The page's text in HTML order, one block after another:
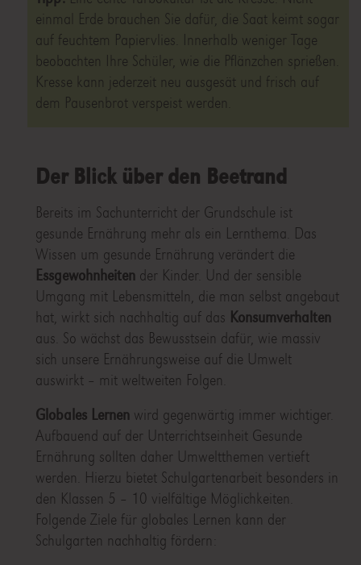
einmal Erde brauchen Sie dafür, die Saat keimt sogar
auf feuchtem Papiervlies. Innerhalb weniger Tage
beobachten Ihre Schüler, wie die Pflänzchen sprießen.
Kresse kann jederzeit neu ausgesät und frisch auf
dem Pausenbrot verspeist werden.
Der Blick über den Beetrand
Bereits im Sachunterricht der Grundschule ist
gesunde Ernährung mehr als ein Lernthema. Das
Wissen um gesunde Ernährung verändert die
Essgewohnheiten der Kinder. Und der sensible
Umgang mit Lebensmitteln, die man selbst angebaut
hat, wirkt sich nachhaltig auf das Konsumverhalten
aus. So wächst das Bewusstsein dafür, wie massiv
sich unsere Ernährungsweise auf die Umwelt
auswirkt – mit weltweiten Folgen.
Globales Lernen wird gegenwärtig immer wichtiger.
Aufbauend auf der Unterrichtseinheit Gesunde
Ernährung sollten daher Umweltthemen vertieft
werden. Hierzu bietet Schulgartenarbeit besonders in
den Klassen 5 – 10 vielfältige Möglichkeiten.
Folgende Ziele für globales Lernen kann der
Schulgarten nachhaltig fördern: